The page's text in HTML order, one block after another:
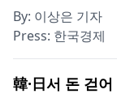
By: 이상은 기자
Press: 한국경제
韓·日서 돈 걷